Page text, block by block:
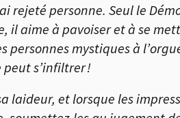
rejeté personne. Seul le
il aime à pavoiser et à se
personnes mystiques à
s’infiltrer !
laideur, et lorsque les